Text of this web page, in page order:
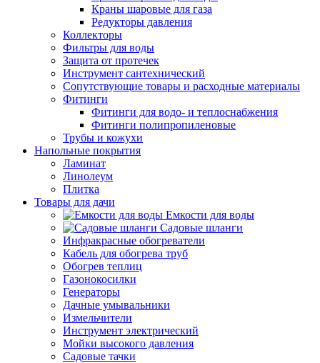
Краны шаровые для газа
Редукторы давления
Коллекторы
Фильтры для воды
Защита от протечек
Инструмент сантехнический
Сопутствующие товары и расходные материалы
Фитинги
Фитинги для водо- и теплоснабжения
Фитинги полипропиленовые
Трубы и кожухи
Напольные покрытия
Ламинат
Линолеум
Плитка
Товары для дачи
Емкости для воды
Садовые шланги
Инфракрасные обогреватели
Кабель для обогрева труб
Обогрев теплиц
Газонокосилки
Генераторы
Дачные умывальники
Измельчители
Инструмент электрический
Мойки высокого давления
Садовые тачки